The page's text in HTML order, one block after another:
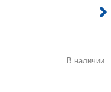
В наличии